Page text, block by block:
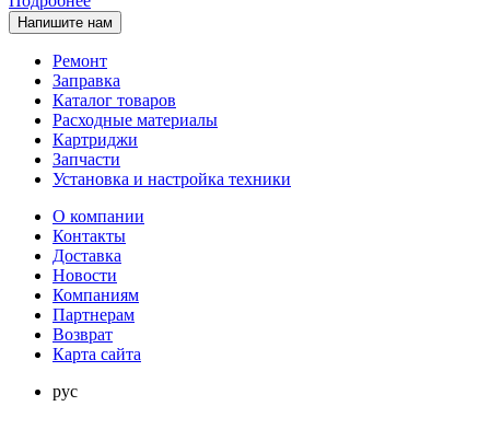
Напишите нам
Ремонт
Заправка
Каталог товаров
Расходные материалы
Картриджи
Запчасти
Установка и настройка техники
О компании
Контакты
Доставка
Новости
Компаниям
Партнерам
Возврат
Карта сайта
рус